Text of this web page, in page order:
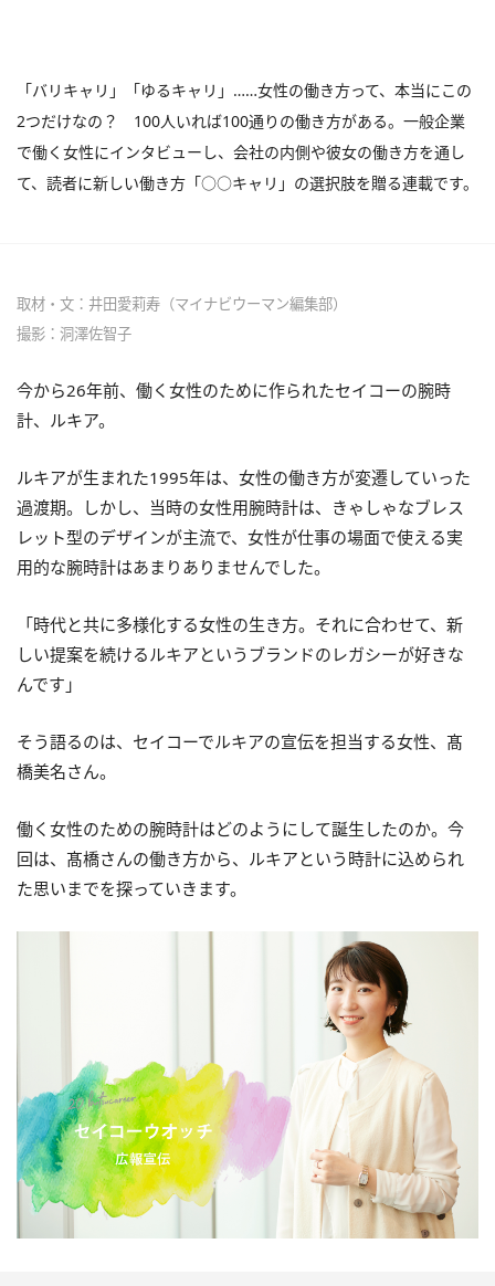
「バリキャリ」「ゆるキャリ」……女性の働き方って、本当にこの
2つだけなの？ 100人いれば100通りの働き方がある。一般企業
で働く女性にインタビューし、会社の内側や彼女の働き方を通し
て、読者に新しい働き方「○○キャリ」の選択肢を贈る連載です。
取材・文：井田愛莉寿（マイナビウーマン編集部）
撮影：洞澤佐智子
今から26年前、働く女性のために作られたセイコーの腕時
計、ルキア。
ルキアが生まれた1995年は、女性の働き方が変遷していった
過渡期。しかし、当時の女性用腕時計は、きゃしゃなブレス
レット型のデザインが主流で、女性が仕事の場面で使える実
用的な腕時計はあまりありませんでした。
「時代と共に多様化する女性の生き方。それに合わせて、新
しい提案を続けるルキアというブランドのレガシーが好きな
んです」
そう語るのは、セイコーでルキアの宣伝を担当する女性、髙
橋美名さん。
働く女性のための腕時計はどのようにして誕生したのか。今
回は、髙橋さんの働き方から、ルキアという時計に込められ
た思いまでを探っていきます。